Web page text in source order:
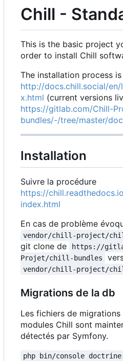
Chill -
This is the basic project
order to install Chill
The installation process
http://docs.chill.social/
x.html (current versions
https://gitlab.com/Chill-
bundles/-/tree/master/
Installation
Suivre la procédure
https://
index.html
En cas de problème
vendor/chill-project/
git clone de
https://
Projet/chill-bundles
vendor/chill-project/
Migrations de la db
Les fichiers de
modules Chill sont
détectés par Symfony.
php bin/console